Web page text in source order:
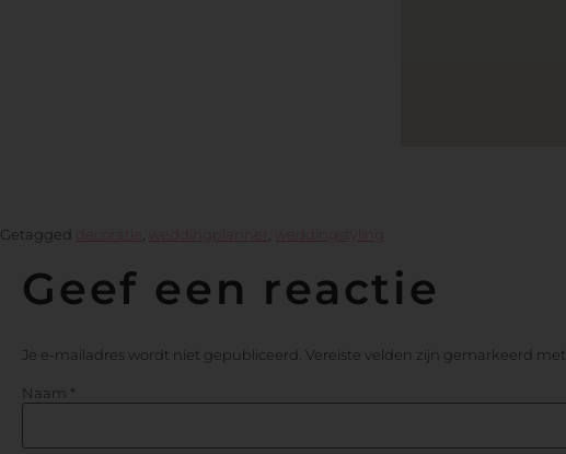
Getagged decoratie , , weddingstyling
Geef een reactie
Je e-mailadres wordt niet gepubliceerd. Vereiste velden zijn gemarkeerd met
Naam *